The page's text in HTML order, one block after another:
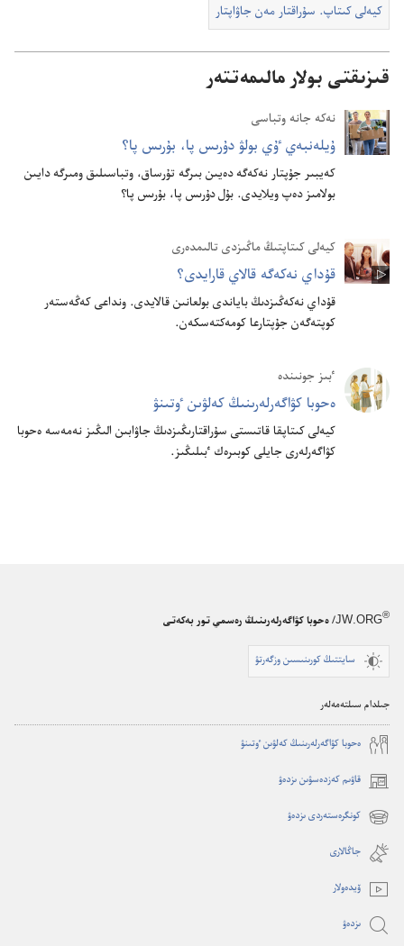
كيە‌لى كىتاپ.‏ سۇ‌راقتار مە‌ن جاۋاپتار
قىزىقتى بولار مالىمەتتەر
نە‌كە جانە وتباسى
ۇ‌يلە‌نبە‌ي ٷي بولۋ دۇ‌رىس پا،‏ بۇ‌رىس پا؟‏
كە‌يبىر جۇ‌پتار نە‌كە‌گە دە‌يىن بىرگە تۇ‌رساق،‏ وتباسىلىق ومىرگە دايىن
بولامىز دە‌پ ويلايدى.‏ بۇ‌ل دۇ‌رىس پا،‏ بۇ‌رىس پا؟‏
كيە‌لى كىتاپتىڭ ماڭىزدى تالىمدە‌رى
قۇ‌داي نە‌كە‌گە قالاي قارايدى؟‏
قۇ‌داي نە‌كە‌ڭىزدىڭ باياندى بولعانىن قالايدى.‏ ونداعى كە‌ڭە‌ستە‌ر
كوپتە‌گە‌ن جۇ‌پتارعا كومە‌كتە‌سكە‌ن.‏
ٴ‌بىز جونىندە
ە‌حوبا كۋاگە‌رلە‌رىنىڭ كە‌لۋىن ٶتىنۋ
كيە‌لى كىتاپقا قاتىستى سۇ‌راقتارىڭىزدىڭ جاۋابىن الىڭىز نە‌مە‌سە ە‌حوبا
كۋاگە‌رلە‌رى جايلى كوبىرە‌ك ٴ‌بىلىڭىز.‏
JW.ORG® / ەحوبا كۋاگەرلەرىنىڭ رەسمي تور بەكەتى
سايتتىڭ كورىنىسىن وزگەرتۋ
جىلدام سىلتەمەلەر
ە‌حوبا كۋاگە‌رلە‌رىنىڭ كە‌لۋىن ٶتىنۋ
قاۋىم كەزدەسۋىن ىزدەۋ
(opens
new
window)
كونگرەستەردى ىزدەۋ
(opens
new
window)
جاڭالارى
ۆيدە‌ولار
ىزدە‌ۋ